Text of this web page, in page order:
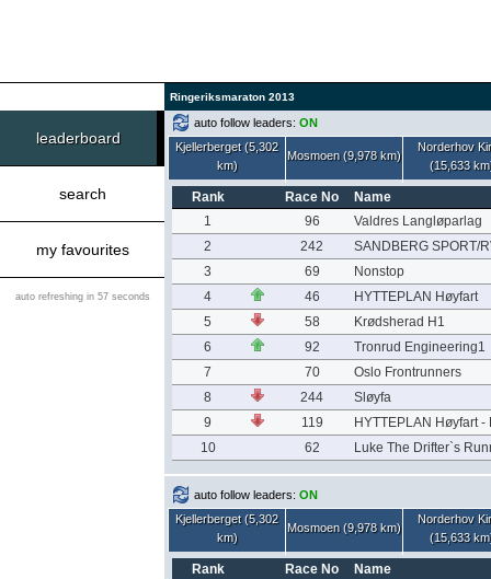
Ringeriksmaraton 2013
leaderboard
search
my favourites
auto refreshing in 57 seconds
auto follow leaders: ON
Kjellerberget (5,302
km)
Mosmoen (9,978 km)
Norderhov
(15,633
Rank Race No
Name
1
96
Valdres Langløparlag
2
242
SANDBERG SPORT/
3
69
Nonstop
4
46
HYTTEPLAN Høyfart
5
58
Krødsherad H1
6
92
Tronrud Engineering1
7
70
Oslo Frontrunners
8
244
Sløyfa
9
119
HYTTEPLAN Høyfart -
10
62 Luke The Drifter`s
auto follow leaders: ON
Kjellerberget (5,302
km)
Mosmoen (9,978 km)
Norderhov
(15,633
Rank Race No
Name